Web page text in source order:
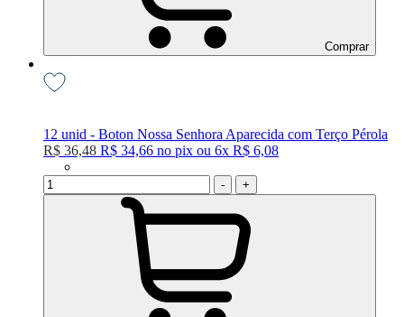
Comprar
12 unid - Boton Nossa Senhora Aparecida com Terço Pérola
R$ 36,48 R$ 34,66 no pix ou 6x R$ 6,08
- +